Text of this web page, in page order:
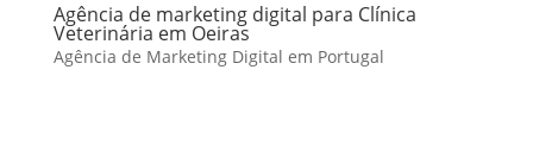
Agência de marketing digital para Clínica
Veterinária em Oeiras
Agência de Marketing Digital em Portugal